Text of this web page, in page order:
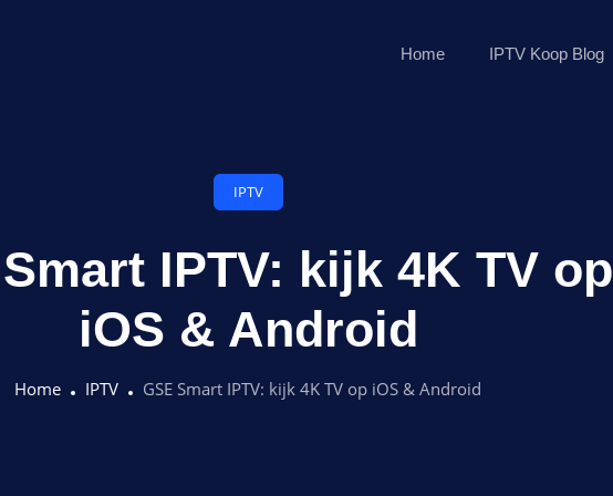
Home IPTV Koop Blog
IPTV
IPTV: kijk 4K TV op
iOS & Android
Home IPTV GSE Smart IPTV: kijk 4K TV op iOS & Android